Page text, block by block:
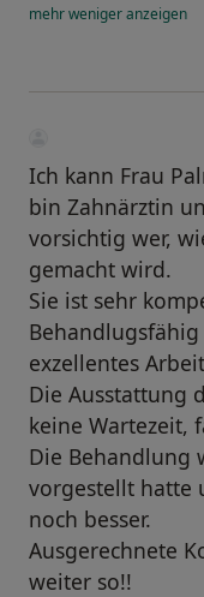
mehrwenigeranzeigen
Ich kann Frau
bin Zahnärztin
vorsichtig wer,
gemacht wird.
Sie ist sehr
exzellentes
Die Ausstattung
keine Wartezeit,
Die Behandlung
vorgestellt hatte
noch besser.
Ausgerechnete
weiter so!!